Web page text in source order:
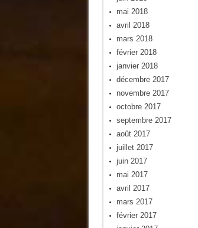
mai 2018
avril 2018
mars 2018
février 2018
janvier 2018
décembre 2017
novembre 2017
octobre 2017
septembre 2017
août 2017
juillet 2017
juin 2017
mai 2017
avril 2017
mars 2017
février 2017